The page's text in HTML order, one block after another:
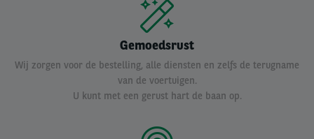
Gemoedsrust
Wij zorgen voor de bestelling, alle diensten en zelfs de terugname
van de voertuigen.
U kunt met een gerust hart de baan op.